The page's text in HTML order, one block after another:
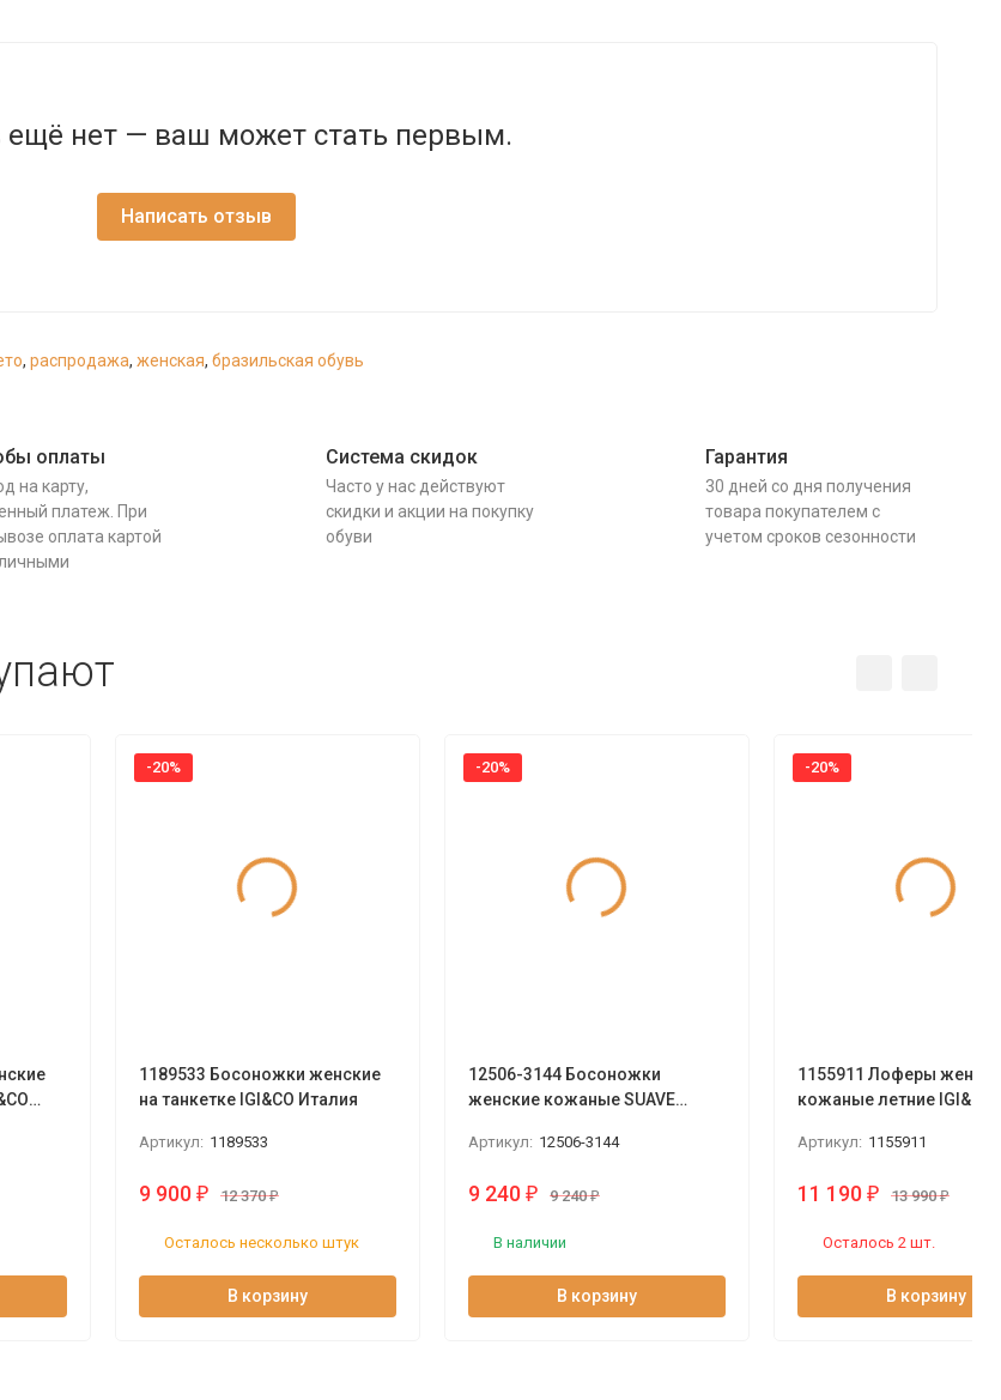
ещё нет — ваш может стать первым.
Написать отзыв
, распродажа, женская, бразильская обувь
оплаты
на карту,
платеж. При
оплата картой
Система скидок
Часто у нас действуют
скидки и акции на покупку
обуви
Гарантия
30 дней со дня получения
товара покупателем с
учетом сроков сезонности
-20%
1189533 Босоножки женские
на танкетке IGI&CO Италия
Артикул: 1189533
9 900 ₽ 12 370₽
Осталось несколько штук
В корзину
-20%
12506-3144 Босоножки
женские кожаные SUAVE
Артикул: 12506-3144
9 240 ₽ 9 240₽
В наличии
В корзину
-20%
1155911 Лоферы
кожаные летние IGI&CO
Артикул: 1155911
11 190 ₽ 13 990₽
Осталось 2 шт.
В корзину